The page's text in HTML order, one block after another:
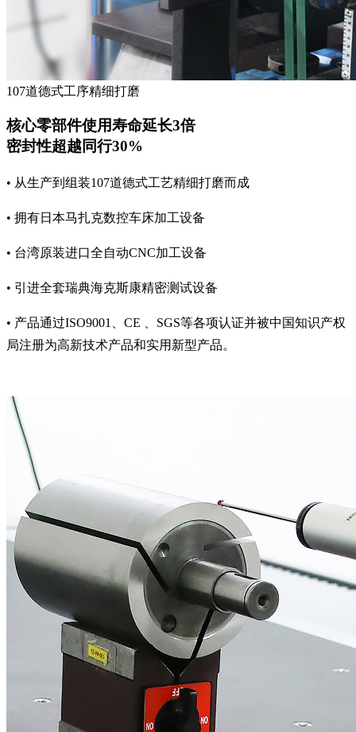
107道德式工序精细打磨
核心零部件使用寿命延长3倍
密封性超越同行30%
• 从生产到组装107道德式工艺精细打磨而成
• 拥有日本马扎克数控车床加工设备
• 台湾原装进口全自动CNC加工设备
• 引进全套瑞典海克斯康精密测试设备
• 产品通过ISO9001、CE 、SGS等各项认证并被中国知识产权
局注册为高新技术产品和实用新型产品。